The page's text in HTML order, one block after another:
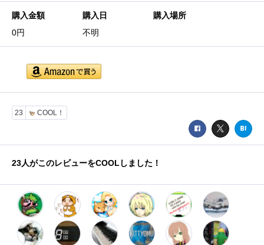
購入金額
0円
購入日
不明
購入場所
23 COOL！
23人がこのレビューをCOOLしました！